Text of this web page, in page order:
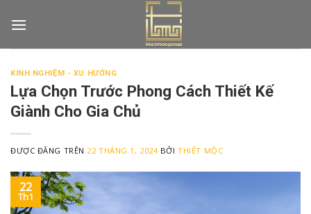
KINH NGHIỆM - XU HƯỚNG
Lựa Chọn Trước Phong Cách Thiết Kế
Giành Cho Gia Chủ
ĐƯỢC ĐĂNG TRÊN 22 THÁNG 1, 2024BỞITHIẾT MỘC
22
Th1